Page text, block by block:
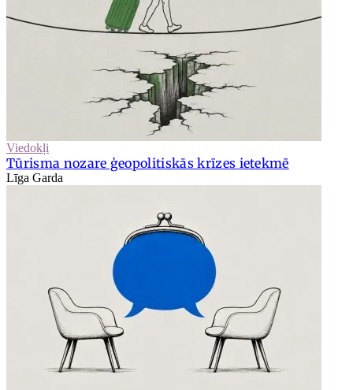
Viedokļi
Tūrisma nozare ģeopolitiskās krīzes ietekmē
Līga Garda